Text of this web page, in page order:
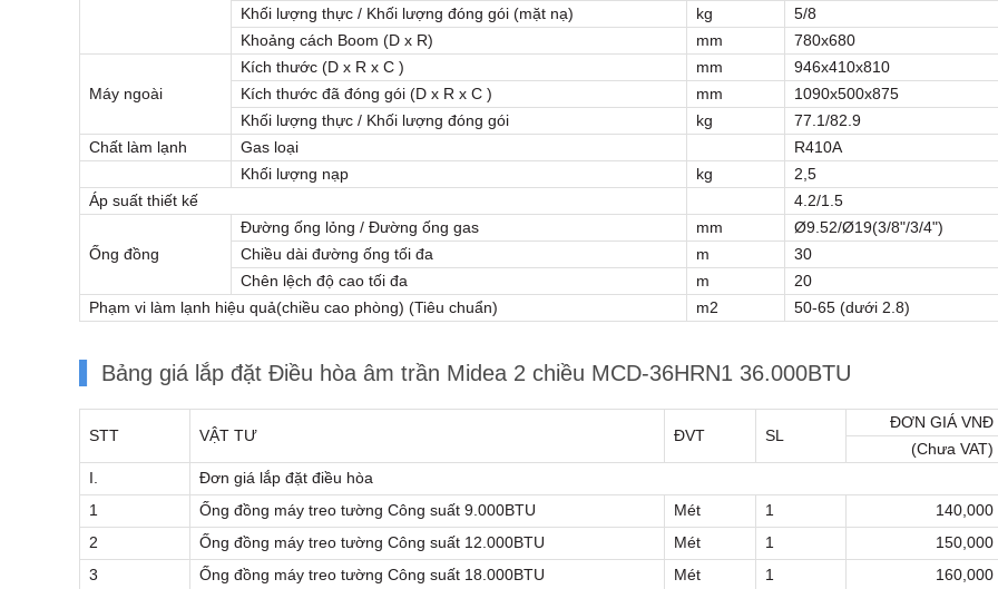
Khối lượng thực / Khối lượng đóng gói (mặt nạ)
kg
5/8
Khoảng cách Boom (D x R)
mm 780x680
Máy ngoài
Kích thước (D x R x C ) mm
946x410x810
Kích thước đã đóng gói (D x R x C )
mm
1090x500x875
Khối lượng thực / Khối lượng đóng gói
kg
77.1/82.9
Chất làm lạnh
Gas loại
R410A
Khối lượng nạp
kg
2,5
Áp suất thiết kế
4.2/1.5
Ống đồng
Đường ống lỏng / Đường ống gas mm
Ø9.52/Ø19(3/8"/3/4")
Chiều dài đường ống tối đa
m
30
Chên lệch độ cao tối đa
m
20
Phạm vi làm lạnh hiệu quả(chiều cao phòng) (Tiêu chuẩn)
m2 50-65 (dưới 2.8)
Bảng giá lắp đặt Điều hòa âm trần Midea 2 chiều MCD-36HRN1 36.000BTU
STT VẬT TƯ ĐVT SL
ĐƠN GIÁ VNĐ
(Chưa VAT)
I.
Đơn giá lắp đặt điều hòa
1
Ống đồng máy treo tường Công suất 9.000BTU Mét 1
140,000
2
Ống đồng máy treo tường Công suất 12.000BTU Mét 1
150,000
3
Ống đồng máy treo tường Công suất 18.000BTU Mét 1
160,000